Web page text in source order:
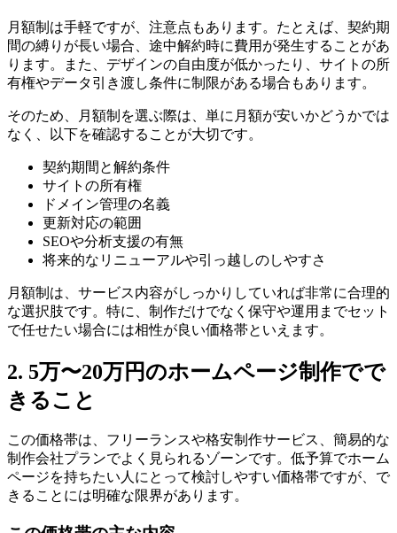
月額制は手軽ですが、注意点もあります。たとえば、契約期
間の縛りが長い場合、途中解約時に費用が発生することがあ
ります。また、デザインの自由度が低かったり、サイトの所
有権やデータ引き渡し条件に制限がある場合もあります。
そのため、月額制を選ぶ際は、単に月額が安いかどうかでは
なく、以下を確認することが大切です。
契約期間と解約条件
サイトの所有権
ドメイン管理の名義
更新対応の範囲
SEOや分析支援の有無
将来的なリニューアルや引っ越しのしやすさ
月額制は、サービス内容がしっかりしていれば非常に合理的
な選択肢です。特に、制作だけでなく保守や運用までセット
で任せたい場合には相性が良い価格帯といえます。
2. 5万〜20万円のホームページ制作でで
きること
この価格帯は、フリーランスや格安制作サービス、簡易的な
制作会社プランでよく見られるゾーンです。低予算でホーム
ページを持ちたい人にとって検討しやすい価格帯ですが、で
きることには明確な限界があります。